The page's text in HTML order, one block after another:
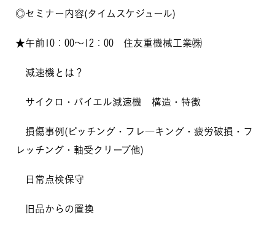
◎セミナー内容(タイムスケジュール)
★午前10：00～12：00 住友重機械工業㈱
減速機とは？
サイクロ・バイエル減速機 構造・特徴
損傷事例(ピッチング・フレ―キング・疲労破損・フ
レッチング・軸受クリープ他)
日常点検保守
旧品からの置換